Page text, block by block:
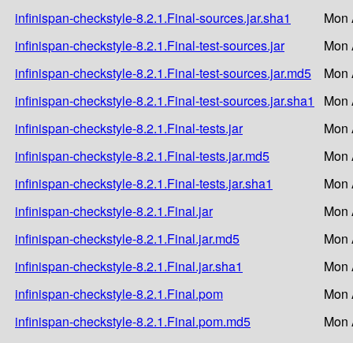
infinispan-checkstyle-8.2.1.Final-sources.jar.sha1
Mon
infinispan-checkstyle-8.2.1.Final-test-sources.jar
Mon
infinispan-checkstyle-8.2.1.Final-test-sources.jar.md5
Mon
infinispan-checkstyle-8.2.1.Final-test-sources.jar.sha1
Mon
infinispan-checkstyle-8.2.1.Final-tests.jar
Mon
infinispan-checkstyle-8.2.1.Final-tests.jar.md5
Mon
infinispan-checkstyle-8.2.1.Final-tests.jar.sha1
Mon
infinispan-checkstyle-8.2.1.Final.jar
Mon
infinispan-checkstyle-8.2.1.Final.jar.md5
Mon
infinispan-checkstyle-8.2.1.Final.jar.sha1
Mon
infinispan-checkstyle-8.2.1.Final.pom
Mon
infinispan-checkstyle-8.2.1.Final.pom.md5
Mon